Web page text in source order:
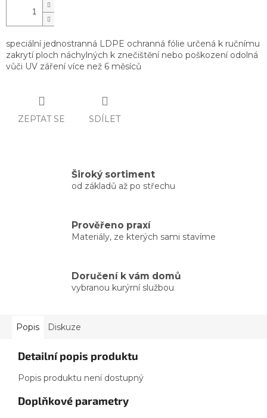
speciální jednostranná LDPE ochranná fólie určená k ručnímu
zakrytí ploch náchylných k znečištění nebo poškození odolná
vůči UV záření více než 6 měsíců
ZEPTAT SE SDÍLET
Široký sortiment
od základů až po střechu
Prověřeno praxí
Materiály, ze kterých sami stavíme
Doručení k vám domů
vybranou kurýrní službou
Popis Diskuze
Detailní popis produktu
Popis produktu není dostupný
Doplňkové parametry